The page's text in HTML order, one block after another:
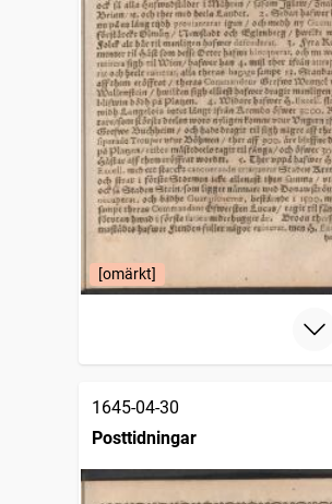
[omärkt]
1645-04-30
Posttidningar